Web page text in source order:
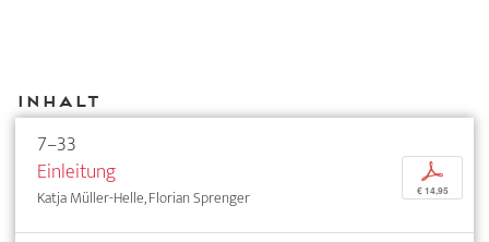
Inhalt
7–33
Einleitung
Katja Müller-Helle, Florian Sprenger
p
€ 14,95